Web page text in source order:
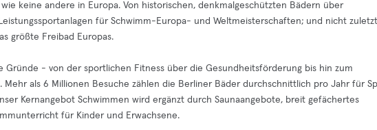
keine andere in Europa. Von historischen, denkmalgeschützten Bädern über
für Schwimm-Europa- und Weltmeisterschaften; und nicht zuletzt
größte Freibad Europas.
Gründe - von der sportlichen Fitness über die Gesundheitsförderung bis hin zum
Mehr als 6 Millionen Besuche zählen die Berliner Bäder durchschnittlich pro Jahr für
Kernangebot Schwimmen wird ergänzt durch Saunaangebote, breit gefächertes
für Kinder und Erwachsene.